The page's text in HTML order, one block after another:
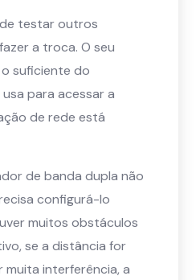
testar outros
a troca. O seu
suficiente do
para acessar a
de rede está
de banda dupla não
configurá-lo
muitos obstáculos
se a distância for
muita interferência, a